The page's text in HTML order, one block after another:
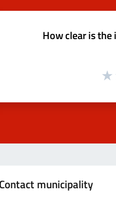
How clear is
Contact municipality